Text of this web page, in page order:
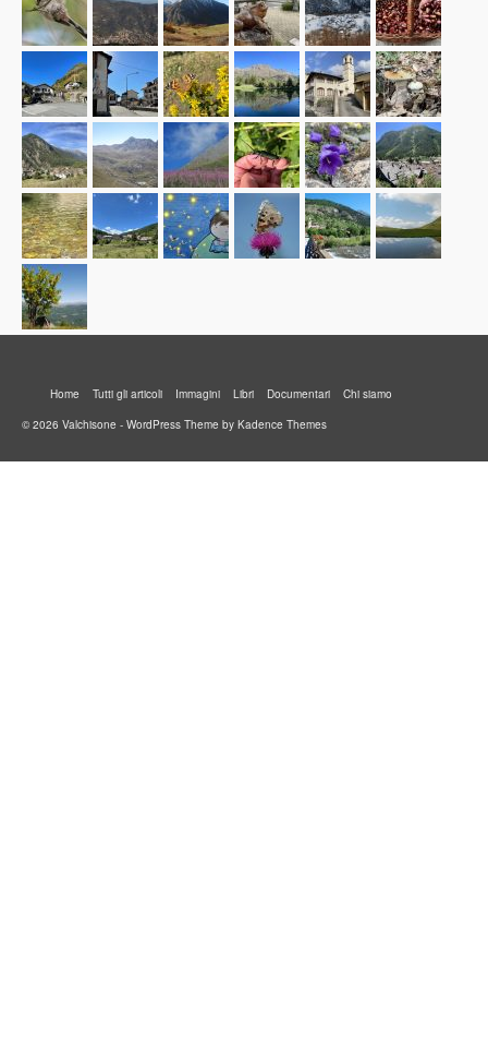
Home Tutti gli articoli Immagini Libri Documentari
Chi siamo
© 2026 Valchisone - WordPress Theme by Kadence Themes